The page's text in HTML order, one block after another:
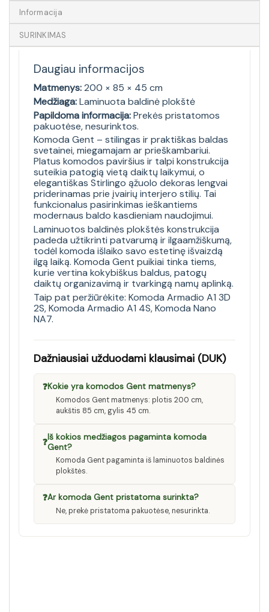
Informacija
SURINKIMAS
Daugiau informacijos
Matmenys:200 × 85 × 45 cm
Medžiaga:Laminuota baldinė plokštė
Papildoma informacija:Prekės pristatomos
pakuotėse, nesurinktos.
Komoda Gent – stilingas ir praktiškas baldas
svetainei, miegamajam ar prieškambariui.
Platus komodos paviršius ir talpi konstrukcija
suteikia patogią vietą daiktų laikymui, o
elegantiškas Stirlingo ąžuolo dekoras lengvai
priderinamas prie įvairių interjero stilių. Tai
funkcionalus pasirinkimas ieškantiems
modernaus baldo kasdieniam naudojimui.
Laminuotos baldinės plokštės konstrukcija
padeda užtikrinti patvarumą ir ilgaamžiškumą,
todėl komoda išlaiko savo estetinę išvaizdą
ilgą laiką. Komoda Gent puikiai tinka tiems,
kurie vertina kokybiškus baldus, patogų
daiktų organizavimą ir tvarkingą namų aplinką.
Taip pat peržiūrėkite: Komoda Armadio A1 3D
2S,Komoda Armadio A1 4S,Komoda Nano
NA7.
Dažniausiai užduodami klausimai (DUK)
❓Kokie yra komodos Gent matmenys?
Komodos Gent matmenys: plotis 200 cm,
aukštis 85 cm, gylis 45 cm.
❓Iš kokios medžiagos pagaminta komoda
Gent?
Komoda Gent pagaminta iš laminuotos baldinės
plokštės.
❓Ar komoda Gent pristatoma surinkta?
Ne, prekė pristatoma pakuotėse, nesurinkta.